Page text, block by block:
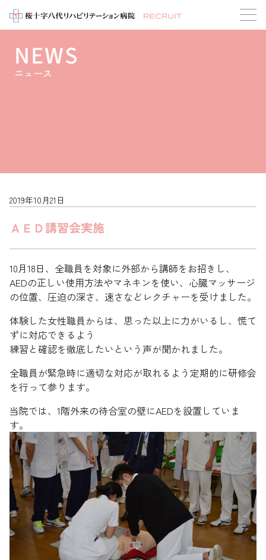
NEWS
ニュース
2019年10月21日
ＡＥＤ講習会実施
10月18日、全職員を対象に外部から講師をお招きし、
AEDの正しい使用方法やマネキンを使い、心臓マッサージ
の位置、圧迫の深さ、速さなどレクチャーを受けました。
体験した女性職員からは、思った以上に力がいるし、慌て
ずに対応できるよう
練習と確認を徹底したいという声が聞かれました。
全職員が緊急時に適切な対応が取れるよう定期的に研修会
を行って参ります。
当院では、1階外来の待合室の壁にAEDを設置していま
す。